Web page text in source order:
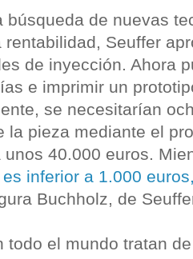
búsqueda de nuevas
rentabilidad, Seuffer
de inyección. Ahora
e imprimir un
se necesitarían
la pieza mediante el
unos 40.000 euros.
inferior a 1.000
Buchholz, de
todo el mundo tratan